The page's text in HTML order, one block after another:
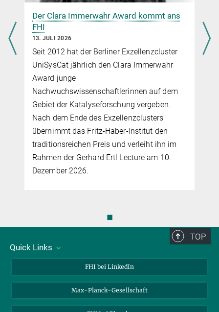
Preprint Version des Artikels
Dr. Johanna Klyne
Press and Public Relations Officer
+49 30 8413-3333
presse@fhi.mpg.de
Der Clara Immerwahr Award kommt ans
FHI
13. JULI 2026
Seit 2012 hat der Berliner Exzellenzcluster
UniSysCat jährlich den Clara Immerwahr
Award junge
Nachwuchswissenschaftlerinnen auf dem
Gebiet der Katalyseforschung vergeben.
Nach dem Ende des Exzellenzclusters
übernimmt das Fritz-Haber-Institut den
traditionsreichen Preis und verleiht ihn im
Rahmen der Gerhard Ertl Lecture am 10.
Dezember 2026.
◼
TOP
Quick Links
Stellenangebote
FHI bei LinkedIn
Max-Planck-Gesellschaft